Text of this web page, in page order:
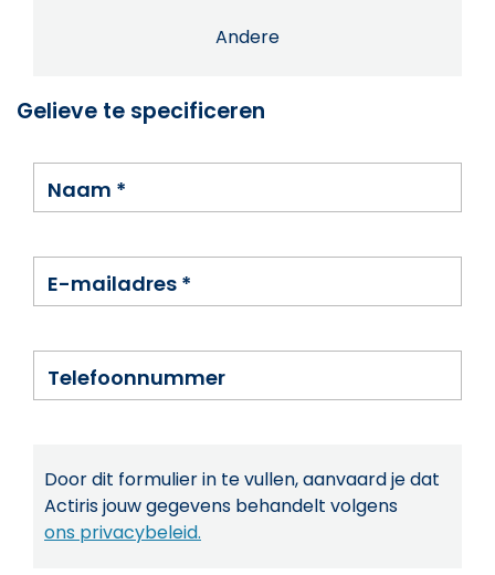
Andere
Gelieve te specificeren
Naam *
E-mailadres *
Telefoonnummer
Door dit formulier in te vullen, aanvaard je dat
Actiris jouw gegevens behandelt volgens
ons privacybeleid.